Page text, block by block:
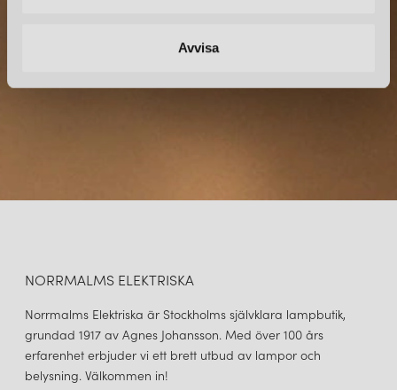
Avvisa
NORRMALMS ELEKTRISKA
Norrmalms Elektriska är Stockholms självklara lampbutik,
grundad 1917 av Agnes Johansson. Med över 100 års
erfarenhet erbjuder vi ett brett utbud av lampor och
belysning. Välkommen in!